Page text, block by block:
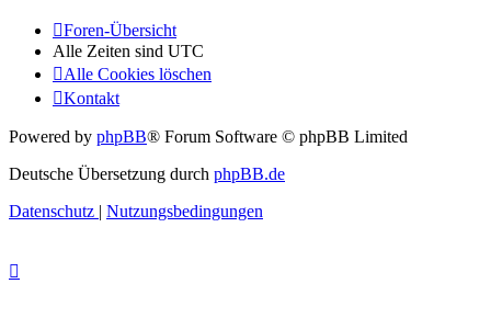
Foren-Übersicht
Alle Zeiten sind UTC
Alle Cookies löschen
Kontakt
Powered by phpBB® Forum Software © phpBB Limited
Deutsche Übersetzung durch phpBB.de
Datenschutz | Nutzungsbedingungen